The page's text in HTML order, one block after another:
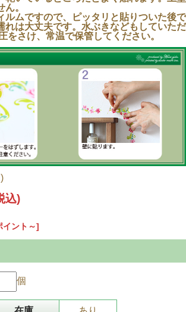
なる大きなラベンダーのウォールステ
幅約420mmです。１枚入り。
。
ルムですので、ピッタリと貼りついた後で
れは大丈夫です。水ぶきなどもしていただ
をさけ、常温で保管してください。
込)
ント～]
個